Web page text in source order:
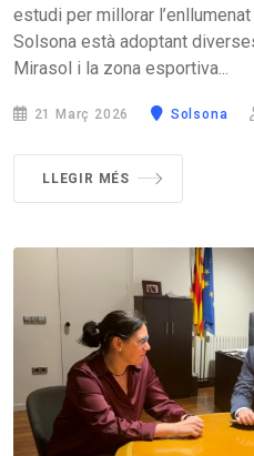
estudi per millorar
Solsona està adoptant
Mirasol i la zona esportiva...
21 Març 2026 Solsona
LLEGIR MÉS